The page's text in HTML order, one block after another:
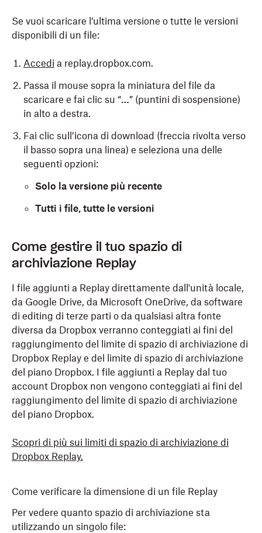
Se vuoi scaricare l’ultima versione o tutte le versioni
disponibili di un file:
Accedi a replay.dropbox.com.
Passa il mouse sopra la miniatura del file da
scaricare e fai clic su “…” (puntini di sospensione)
in alto a destra.
Fai clic sull’icona di download (freccia rivolta verso
il basso sopra una linea) e seleziona una delle
seguenti opzioni:
Solo la versione più recente
Tutti i file, tutte le versioni
dimensioni inferiori:
Passa il mouse sopra la miniatura del file da
scaricare e fai clic su “ …” (puntini di sospensione)
in alto a destra.
Fai clic sull’icona di download (freccia rivolta verso
il basso sopra una linea) e seleziona una delle
seguenti opzioni:
Scarica originale: scarica il file nella dimensione
originale
Scarica video proxy: scegli un proxy nella
risoluzione che desideri
una volta sola, creando un file .zip
Come gestire il tuo spazio di
archiviazione Replay
I file aggiunti a Replay direttamente dall'unità locale,
da Google Drive, da Microsoft OneDrive, da software
di editing di terze parti o da qualsiasi altra fonte
diversa da Dropbox verranno conteggiati ai fini del
raggiungimento del limite di spazio di archiviazione di
Dropbox Replay e del limite di spazio di archiviazione
del piano Dropbox. I file aggiunti a Replay dal tuo
account Dropbox non vengono conteggiati ai fini del
raggiungimento del limite di spazio di archiviazione
del piano Dropbox.
Scopri di più sui limiti di spazio di archiviazione di
Dropbox Replay.
Come verificare la dimensione di un file Replay
Per vedere quanto spazio di archiviazione sta
utilizzando un singolo file: